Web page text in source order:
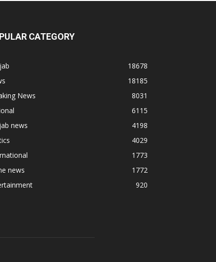
CATEGORY
18678
18185
News
8031
6115
news
4198
4029
1773
news
1772
920